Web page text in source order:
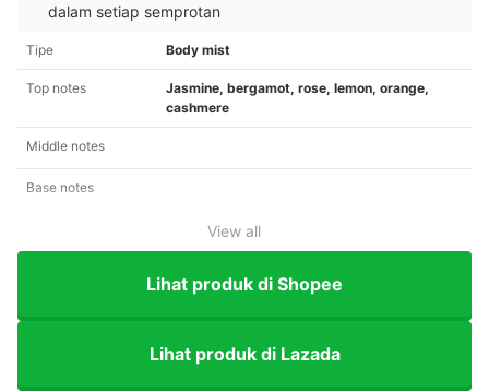
dalam setiap semprotan
Tipe Body mist
Top notes
Jasmine, bergamot, rose, lemon, orange,
cashmere
Middle notes
Base notes
View all
Lihat produk di Shopee
Lihat produk di Lazada